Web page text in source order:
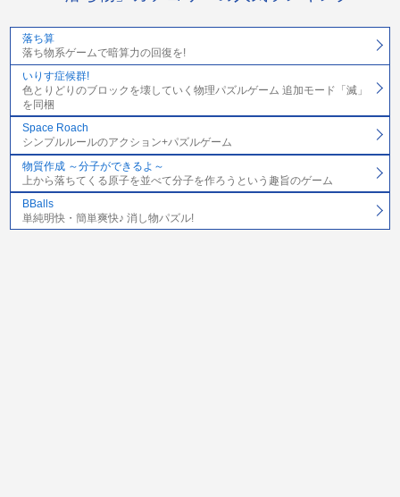
落ち算
落ち物系ゲームで暗算力の回復を!
いりす症候群!
色とりどりのブロックを壊していく物理パズルゲーム 追加モード「滅」
を同梱
Space Roach
シンプルルールのアクション+パズルゲーム
物質作成 ～分子ができるよ～
上から落ちてくる原子を並べて分子を作ろうという趣旨のゲーム
BBalls
単純明快・簡単爽快♪ 消し物パズル!